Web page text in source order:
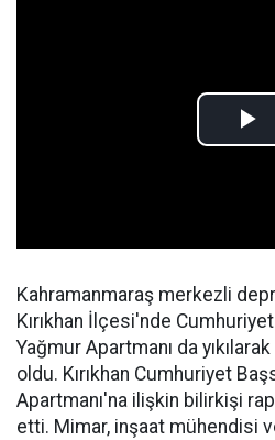
Kahramanmaraş merkezli
Kırıkhan İlçesi'nde
Yağmur Apartmanı da
oldu. Kırıkhan Cumhuriyet
Apartmanı'na ilişkin bilirkişi
etti. Mimar, inşaat mühendisi